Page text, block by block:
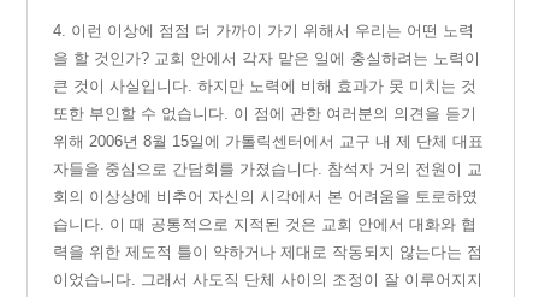
4. 이 런 이상에 점점 더 가까이 가기 위해서 우리는 어떤 노력
을 할 것인가? 교회 안에서 각자 맡은 일에 충실하려는 노력이
큰 것이 사실입니다. 하지만 노력에 비해 효과가 못 미치는 것
또한 부인할 수 없습니다. 이 점에 관한 여러분의 의견을 듣기
위해 2006년 8월 15일에 가톨릭센터에서 교구 내 제 단체 대표
자들을 중심으로 간담회를 가졌습니다. 참석자 거의 전원이 교
회의 이상상에 비추어 자신의 시각에서 본 어려움을 토로하였
습니다. 이 때 공통적으로 지적된 것은 교회 안에서 대화와 협
력을 위한 제도적 틀이 약하거나 제대로 작동되지 않는다는 점
이었습니다. 그래서 사도직 단체 사이의 조정이 잘 이루어지지